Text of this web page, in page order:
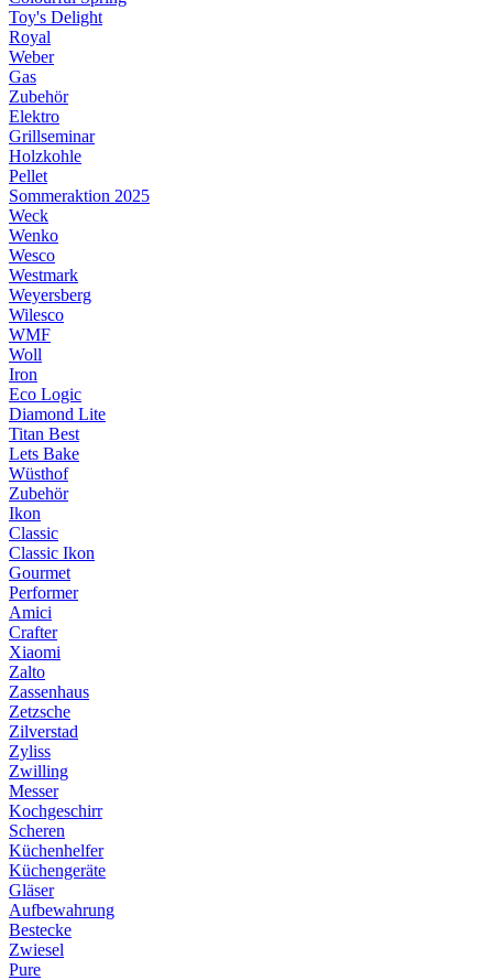
Toy's Delight
Royal
Weber
Gas
Zubehör
Elektro
Grillseminar
Holzkohle
Pellet
Sommeraktion 2025
Weck
Wenko
Wesco
Westmark
Weyersberg
Wilesco
WMF
Woll
Iron
Eco Logic
Diamond Lite
Titan Best
Lets Bake
Wüsthof
Zubehör
Ikon
Classic
Classic Ikon
Gourmet
Performer
Amici
Crafter
Xiaomi
Zalto
Zassenhaus
Zetzsche
Zilverstad
Zyliss
Zwilling
Messer
Kochgeschirr
Scheren
Küchenhelfer
Küchengeräte
Gläser
Aufbewahrung
Bestecke
Zwiesel
Pure